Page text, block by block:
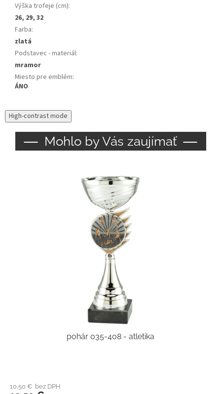
Výška trofeje (cm):
26, 29, 32
Farba:
zlatá
Podstavec - materiál:
mramor
Miesto pre emblém:
ÁNO
High-contrast mode
Mohlo by Vás zaujímať
pohár 035-408 - atletika
10,50 € bez DPH